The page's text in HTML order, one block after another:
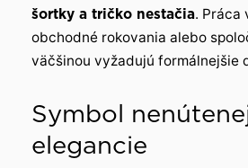
šortky a tričko nestačia. Práca
obchodné rokovania alebo
väčšinou vyžadujú formálnejšie
Symbol
elegancie